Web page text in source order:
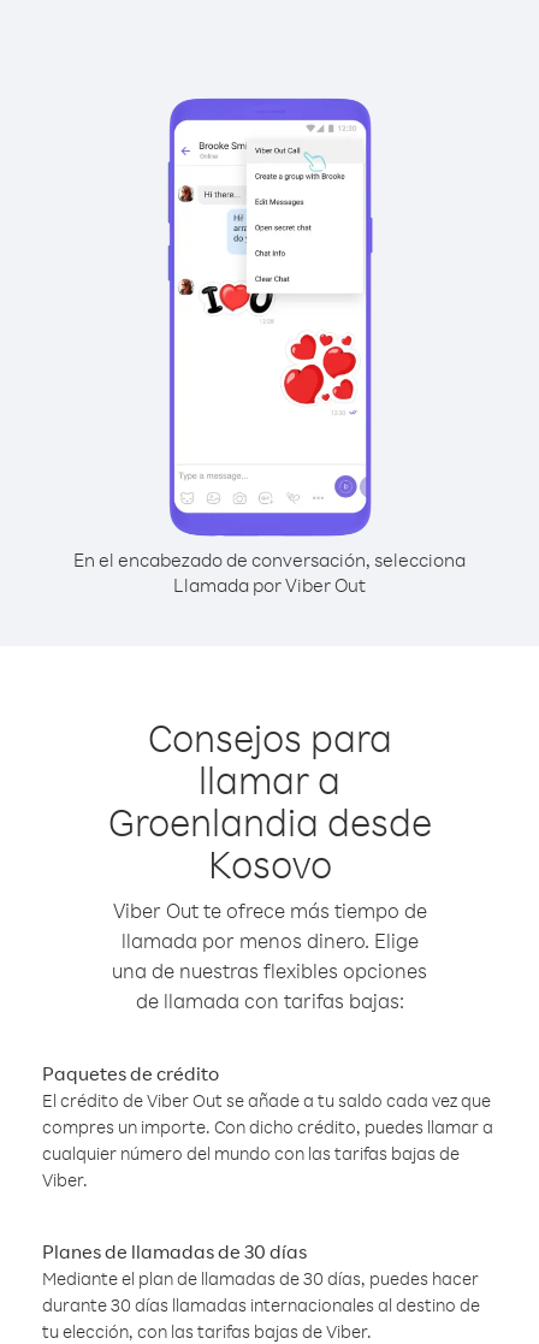
En el encabezado de conversación, selecciona
Llamada por Viber Out
Consejos para
llamar a
Groenlandia desde
Kosovo
Viber Out te ofrece más tiempo de
llamada por menos dinero. Elige
una de nuestras flexibles opciones
de llamada con tarifas bajas:
Paquetes de crédito
El crédito de Viber Out se añade a tu saldo cada vez que
compres un importe. Con dicho crédito, puedes llamar a
cualquier número del mundo con las tarifas bajas de
Viber.
Planes de llamadas de 30 días
Mediante el plan de llamadas de 30 días, puedes hacer
durante 30 días llamadas internacionales al destino de
tu elección, con las tarifas bajas de Viber.